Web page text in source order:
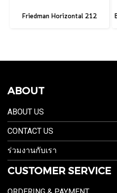
Friedman Horizontal 212
ABOUT
ABOUT US
CONTACT US
ร่วมงานกับเรา
CUSTOMER SERVICE